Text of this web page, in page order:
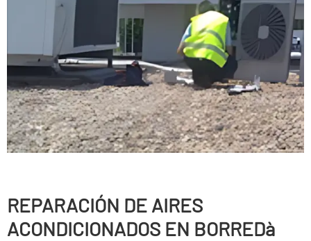
REPARACIÓN DE AIRES
ACONDICIONADOS EN BORREDà